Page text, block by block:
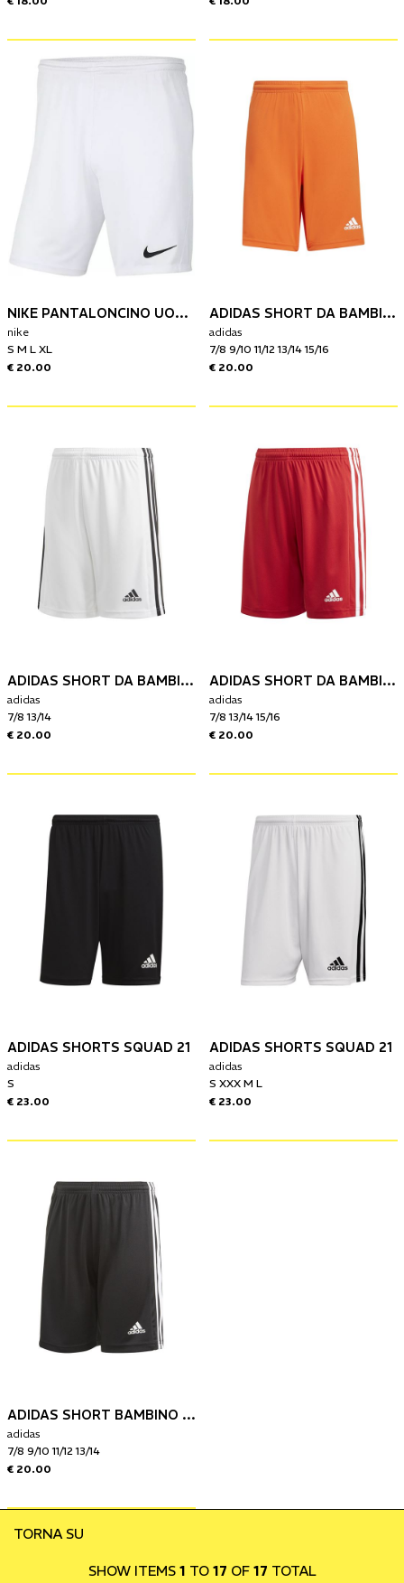
NIKE PANTALONCINO UOMO PARK III
nike
S M L XL
€ 20.00
ADIDAS SHORT DA BAMBINO SQUAD 21
adidas
7/8 9/10 11/12 13/14 15/16
€ 20.00
ADIDAS SHORT DA BAMBINO SQUAD 21
adidas
7/8 13/14
€ 20.00
ADIDAS SHORT DA BAMBINO SQUAD 21
adidas
7/8 13/14 15/16
€ 20.00
ADIDAS SHORTS SQUAD 21
adidas
S
€ 23.00
ADIDAS SHORTS SQUAD 21
adidas
S XXX M L
€ 23.00
ADIDAS SHORT BAMBINO SQUAD 21
adidas
7/8 9/10 11/12 13/14
€ 20.00
TORNA SU
SHOW ITEMS 1 TO 17 OF 17 TOTAL